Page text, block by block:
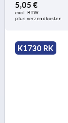
5,05 €
excl. BTW
plus verzendkosten
K1730 RK